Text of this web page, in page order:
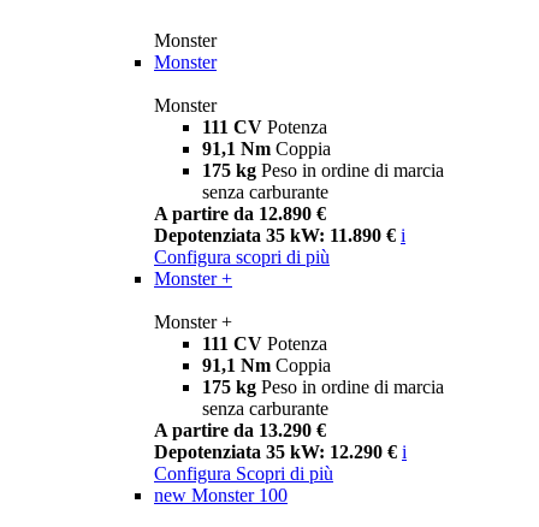
Monster
Monster
Monster
111 CV Potenza
91,1 Nm Coppia
175 kg Peso in ordine di marcia
senza carburante
A partire da 12.890 €
Depotenziata 35 kW: 11.890 € i
Configura scopri di più
Monster +
Monster +
111 CV Potenza
91,1 Nm Coppia
175 kg Peso in ordine di marcia
senza carburante
A partire da 13.290 €
Depotenziata 35 kW: 12.290 € i
Configura Scopri di più
new Monster 100